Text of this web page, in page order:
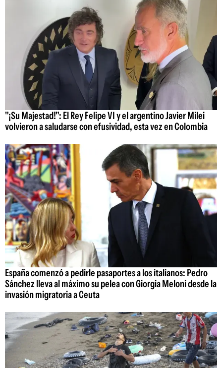
"¡Su Majestad!": El Rey Felipe VI y el argentino Javier Milei
volvieron a saludarse con efusividad, esta vez en Colombia
España comenzó a pedirle pasaportes a los italianos: Pedro
Sánchez lleva al máximo su pelea con Giorgia Meloni desde la
invasión migratoria a Ceuta